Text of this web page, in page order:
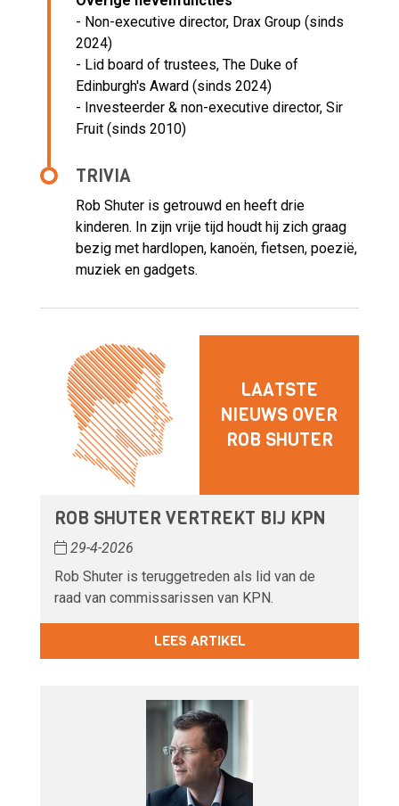
- Non-executive director, Drax Group (sinds
2024)
- Lid board of trustees, The Duke of
Edinburgh's Award (sinds 2024)
- Investeerder & non-executive director, Sir
Fruit (sinds 2010)
TRIVIA
Rob Shuter is getrouwd en heeft drie
kinderen. In zijn vrije tijd houdt hij zich graag
bezig met hardlopen, kanoën, fietsen, poezië,
muziek en gadgets.
LAATSTE
NIEUWS OVER
ROB SHUTER
ROB SHUTER VERTREKT BIJ KPN
29-4-2026
Rob Shuter is teruggetreden als lid van de
raad van commissarissen van KPN.
LEES ARTIKEL